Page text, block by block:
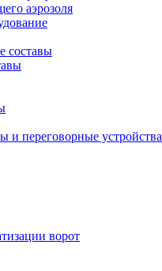
аэрозоля
составы
и переговорные устройства
ворот